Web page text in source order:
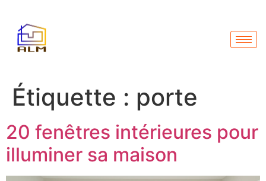
Étiquette : porte
20 fenêtres intérieures pour
illuminer sa maison